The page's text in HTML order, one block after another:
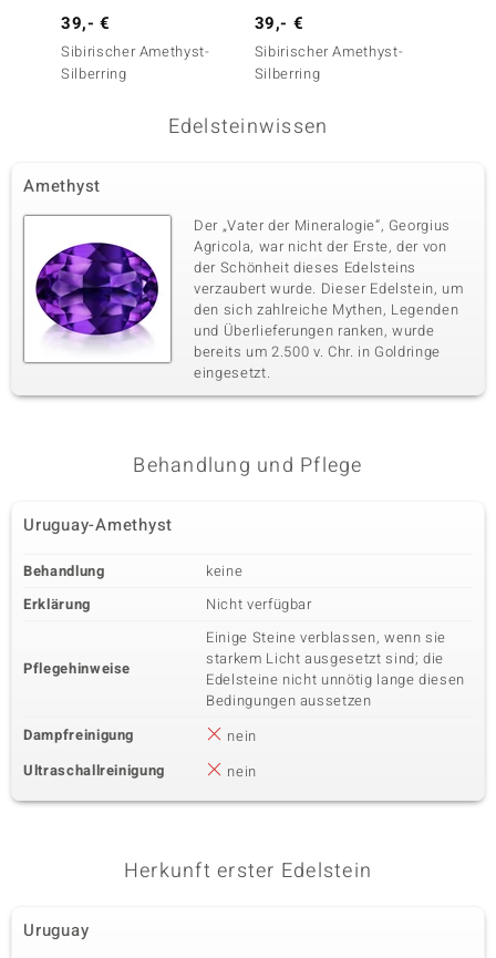
39,- €
Sibirischer Amethyst-
Silberring
39,- €
Sibirischer Amethyst-
Silberring
Edelsteinwissen
Amethyst
Der „Vater der Mineralogie“, Georgius
Agricola, war nicht der Erste, der von
der Schönheit dieses Edelsteins
verzaubert wurde. Dieser Edelstein, um
den sich zahlreiche Mythen, Legenden
und Überlieferungen ranken, wurde
bereits um 2.500 v. Chr. in Goldringe
eingesetzt.
Behandlung und Pflege
Uruguay-Amethyst
Behandlung
keine
Erklärung
Nicht verfügbar
Pflegehinweise
Einige Steine verblassen, wenn sie
starkem Licht ausgesetzt sind; die
Edelsteine nicht unnötig lange diesen
Bedingungen aussetzen
Dampfreinigung
nein
Ultraschallreinigung
nein
Herkunft erster Edelstein
Uruguay